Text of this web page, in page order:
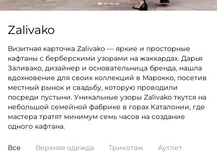
Zalivako
Визитная карточка Zalivako — яркие и просторные
кафтаны с берберскими узорами на жаккардах. Дарья
Заливако, дизайнер и основательница бренда, нашла
вдохновение для своих коллекций в Марокко, посетив
местный рынок и свадьбу, которую проводили
посреди пустыни. Уникальные узоры Zalivako ткутся на
небольшой семейной фабрике в горах Каталонии, где
мастера тратят минимум семь часов на создание
одного кафтана.
Все Верхняя одежда Трикотаж Аутлет